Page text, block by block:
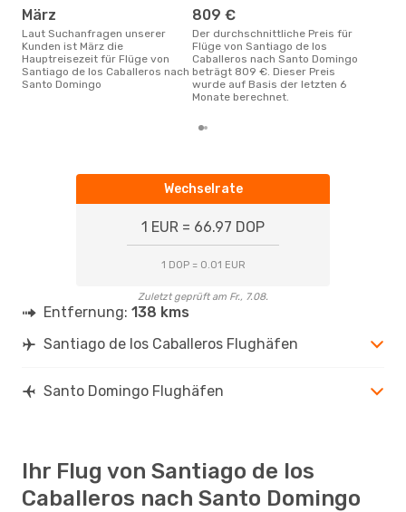
März
Laut Suchanfragen unserer
Kunden ist März die
Hauptreisezeit für Flüge von
Santiago de los Caballeros nach
Santo Domingo
809 €
Der durchschnittliche Preis für
Flüge von Santiago de los
Caballeros nach Santo Domingo
beträgt 809 €. Dieser Preis
wurde auf Basis der letzten 6
Monate berechnet.
Wechselrate
1 EUR = 66.97 DOP
1 DOP = 0.01 EUR
Zuletzt geprüft am Fr., 7.08.
Entfernung: 138 kms
Santiago de los Caballeros Flughäfen
Santo Domingo Flughäfen
Ihr Flug von Santiago de los
Caballeros nach Santo Domingo